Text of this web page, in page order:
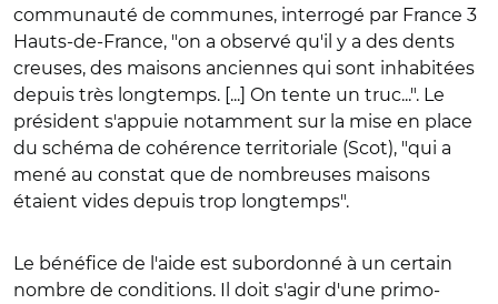
communauté de communes, interrogé par France 3
Hauts-de-France, "on a observé qu'il y a des dents
creuses, des maisons anciennes qui sont inhabitées
depuis très longtemps. [...] On tente un truc...". Le
président s'appuie notamment sur la mise en place
du schéma de cohérence territoriale (Scot), "qui a
mené au constat que de nombreuses maisons
étaient vides depuis trop longtemps".
Le bénéfice de l'aide est subordonné à un certain
nombre de conditions. Il doit s'agir d'une primo-